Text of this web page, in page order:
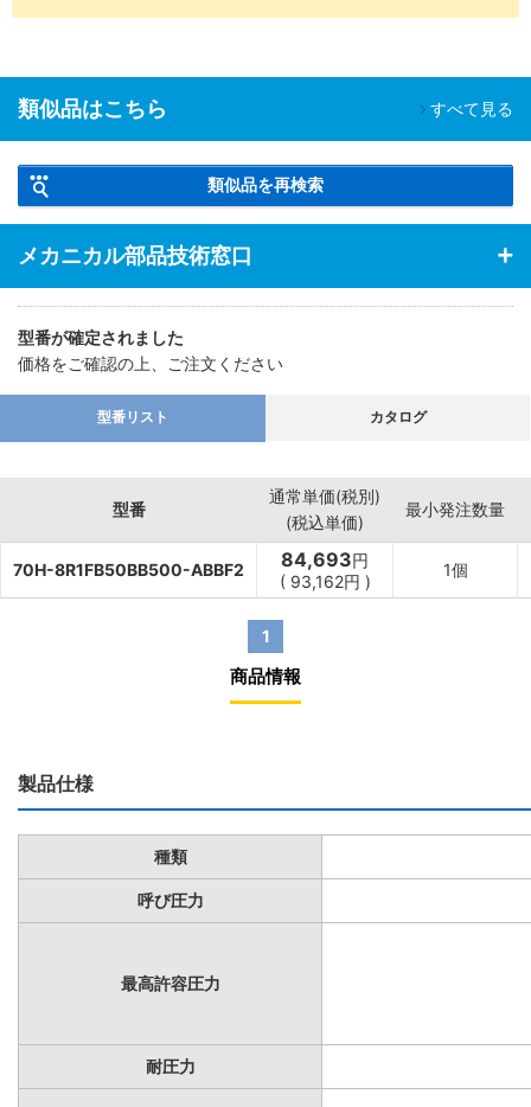
類似品はこちら すべて見る
類似品を再検索
メカニカル部品技術窓口
型番が確定されました
価格をご確認の上、ご注文ください
型番リスト カタログ
型番
通常単価(税別)
(税込単価)
最小発注数量
70H-8R1FB50BB500-ABBF2 84,693円
( 93,162円 )
1個
1
商品情報
製品仕様
種類
呼び圧力
最高許容圧力
耐圧力